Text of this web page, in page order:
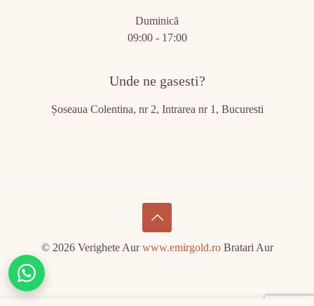
Duminică
09:00 - 17:00
Unde ne gasesti?
Șoseaua Colentina, nr 2, Intrarea nr 1, Bucuresti
© 2026 Verighete Aurwww.emirgold.roBratari Aur
Chat
on